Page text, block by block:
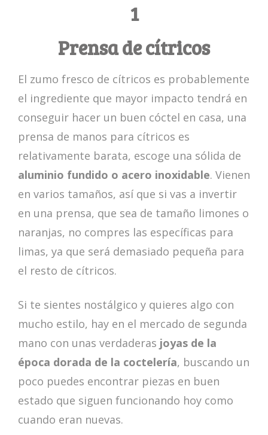
1
Prensa de cítricos
El zumo fresco de cítricos es probablemente
el ingrediente que mayor impacto tendrá en
conseguir hacer un buen cóctel en casa, una
prensa de manos para cítricos es
relativamente barata, escoge una sólida de
aluminio fundido o acero inoxidable. Vienen
en varios tamaños, así que si vas a invertir
en una prensa, que sea de tamaño limones o
naranjas, no compres las específicas para
limas, ya que será demasiado pequeña para
el resto de cítricos.
Si te sientes nostálgico y quieres algo con
mucho estilo, hay en el mercado de segunda
mano con unas verdaderas joyas de la
época dorada de la coctelería, buscando un
poco puedes encontrar piezas en buen
estado que siguen funcionando hoy como
cuando eran nuevas.